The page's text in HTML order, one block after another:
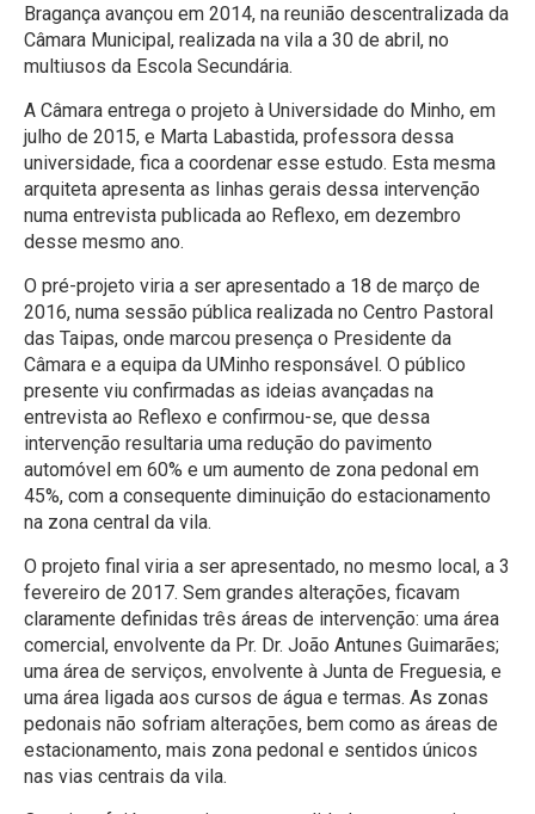
Bragança avançou em 2014, na reunião descentralizada da
Câmara Municipal, realizada na vila a 30 de abril, no
multiusos da Escola Secundária.
A Câmara entrega o projeto à Universidade do Minho, em
julho de 2015, e Marta Labastida, professora dessa
universidade, fica a coordenar esse estudo. Esta mesma
arquiteta apresenta as linhas gerais dessa intervenção
numa entrevista publicada ao Reflexo, em dezembro
desse mesmo ano.
O pré-projeto viria a ser apresentado a 18 de março de
2016, numa sessão pública realizada no Centro Pastoral
das Taipas, onde marcou presença o Presidente da
Câmara e a equipa da UMinho responsável. O público
presente viu confirmadas as ideias avançadas na
entrevista ao Reflexo e confirmou-se, que dessa
intervenção resultaria uma redução do pavimento
automóvel em 60% e um aumento de zona pedonal em
45%, com a consequente diminuição do estacionamento
na zona central da vila.
O projeto final viria a ser apresentado, no mesmo local, a 3
fevereiro de 2017. Sem grandes alterações, ficavam
claramente definidas três áreas de intervenção: uma área
comercial, envolvente da Pr. Dr. João Antunes Guimarães;
uma área de serviços, envolvente à Junta de Freguesia, e
uma área ligada aos cursos de água e termas. As zonas
pedonais não sofriam alterações, bem como as áreas de
estacionamento, mais zona pedonal e sentidos únicos
nas vias centrais da vila.